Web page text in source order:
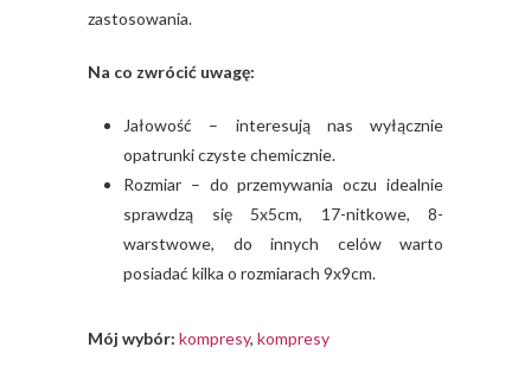
zastosowania.
Na co zwrócić uwagę:
Jałowość – interesują nas wyłącznie
opatrunki czyste chemicznie.
Rozmiar – do przemywania oczu idealnie
sprawdzą się 5x5cm, 17-nitkowe, 8-
warstwowe, do innych celów warto
posiadać kilka o rozmiarach 9x9cm.
Mój wybór: kompresy, kompresy